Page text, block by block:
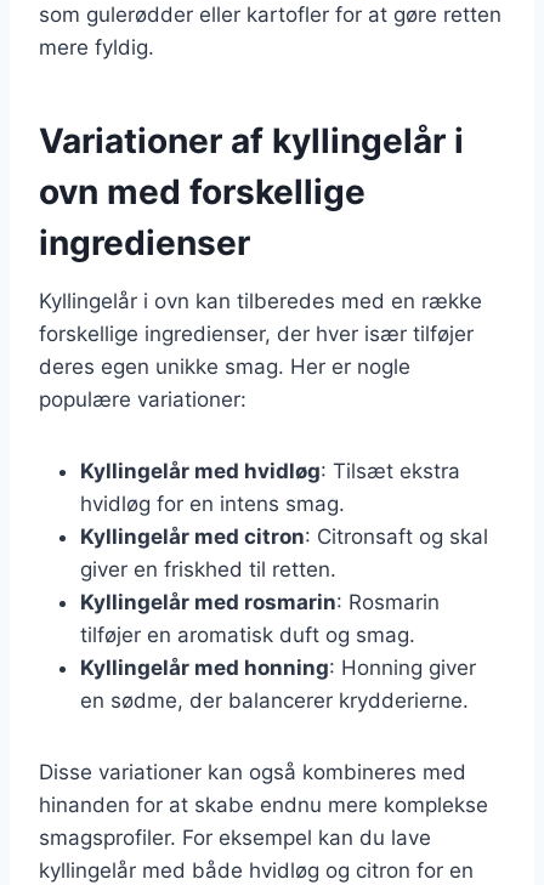
som gulerødder eller kartofler for at gøre retten
mere fyldig.
Variationer af kyllingelår i
ovn med forskellige
ingredienser
Kyllingelår i ovn kan tilberedes med en række
forskellige ingredienser, der hver især tilføjer
deres egen unikke smag. Her er nogle
populære variationer:
Kyllingelår med hvidløg: Tilsæt ekstra
hvidløg for en intens smag.
Kyllingelår med citron: Citronsaft og skal
giver en friskhed til retten.
Kyllingelår med rosmarin: Rosmarin
tilføjer en aromatisk duft og smag.
Kyllingelår med honning: Honning giver
en sødme, der balancerer krydderierne.
Disse variationer kan også kombineres med
hinanden for at skabe endnu mere komplekse
smagsprofiler. For eksempel kan du lave
kyllingelår med både hvidløg og citron for en